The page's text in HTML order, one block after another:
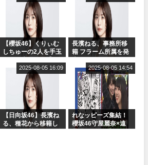
オ出演決定
【櫻坂46】くりぃむ
しちゅーの2人を手玉
りぃむナンタラ】
長濱ねる、事務所移
籍 フラーム所属を発
【日向坂46】長濱ね
る、種花から移籍し
2025-08-05 16:09
れなッピーズ集結！
櫻坂46守屋麗奈×遠
2025-08-05 14:54